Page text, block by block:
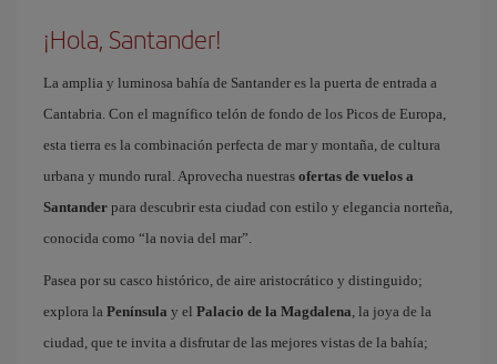
¡Hola, Santander!
La amplia y luminosa bahía de Santander es la puerta de entrada a
Cantabria. Con el magnífico telón de fondo de los Picos de Europa,
esta tierra es la combinación perfecta de mar y montaña, de cultura
urbana y mundo rural. Aprovecha nuestras ofertas de vuelos a
Santander para descubrir esta ciudad con estilo y elegancia norteña,
conocida como “la novia del mar”.
Pasea por su casco histórico, de aire aristocrático y distinguido;
explora la Península y el Palacio de la Magdalena, la joya de la
ciudad, que te invita a disfrutar de las mejores vistas de la bahía;